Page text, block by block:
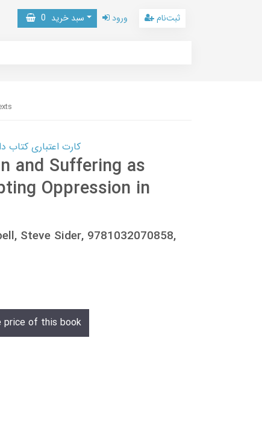
سبد خرید 0 ورود ثبت‌نام
کارت اعتباری کتاب دانلود با 10,000,000 اعتبار
and Suffering as
Oppression in
Steve Sider, 9781032070858,
price of this book